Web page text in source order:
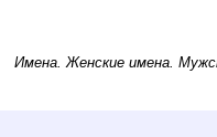
Имена.Женские имена.